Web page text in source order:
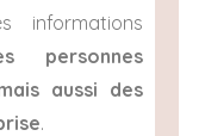
informations
personnes
aussi des
.